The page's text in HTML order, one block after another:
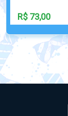
R$ 15,90